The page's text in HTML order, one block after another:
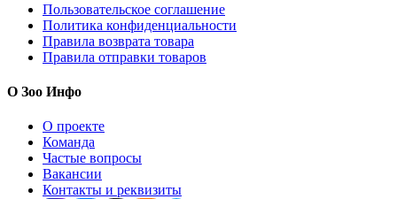
Пользовательское соглашение
Политика конфиденциальности
Правила возврата товара
Правила отправки товаров
О Зоо Инфо
О проекте
Команда
Частые вопросы
Вакансии
Контакты и реквизиты